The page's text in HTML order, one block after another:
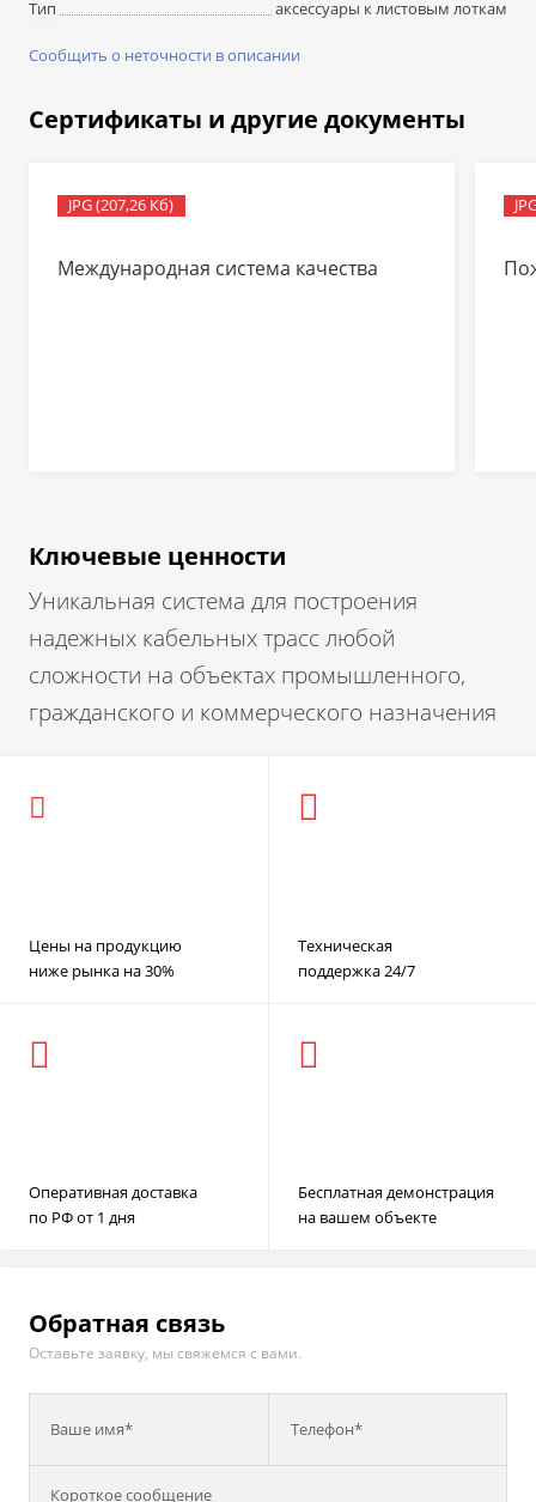
Тип аксессуары к листовым лоткам
Сообщить о неточности в описании
Сертификаты и другие документы
JPG (207,26 Кб)
Международная система качества
Ключевые ценности
Уникальная система для построения
надежных кабельных трасс любой
сложности на объектах промышленного,
гражданского и коммерческого назначения
Цены на продукцию
ниже рынка на 30%
Техническая
поддержка 24/7
Оперативная доставка
по РФ от 1 дня
Бесплатная демонстрация
на вашем объекте
Обратная связь
Оставьте заявку, мы свяжемся с вами.
Ваше имя* Телефон*